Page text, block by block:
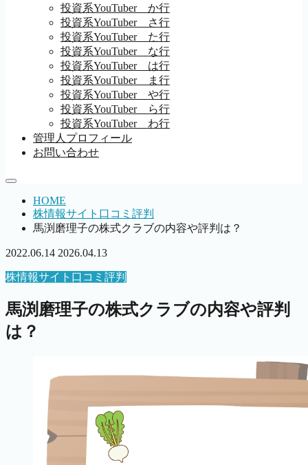
投資系YouTuber か行
投資系YouTuber さ行
投資系YouTuber た行
投資系YouTuber な行
投資系YouTuber は行
投資系YouTuber ま行
投資系YouTuber や行
投資系YouTuber ら行
投資系YouTuber わ行
管理人プロフィール
お問い合わせ
HOME
株情報サイト口コミ評判
馬渕磨理子の株式クラブの内容や評判は？
2022.06.14 2026.04.13
株情報サイト口コミ評判
馬渕磨理子の株式クラブの内容や評判
は？